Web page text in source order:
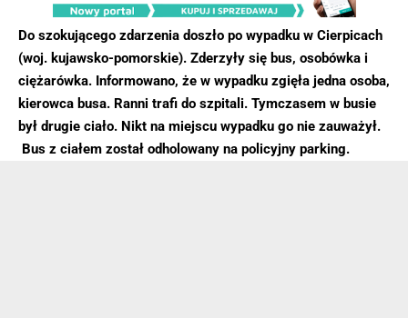
Do szokującego zdarzenia doszło po wypadku w Cierpicach
(woj. kujawsko-pomorskie). Zderzyły się bus, osobówka i
ciężarówka. Informowano, że w wypadku zgięła jedna osoba,
kierowca busa. Ranni trafi do szpitali. Tymczasem w busie
był drugie ciało. Nikt na miejscu wypadku go nie zauważył.
Bus z ciałem został odholowany na policyjny parking.